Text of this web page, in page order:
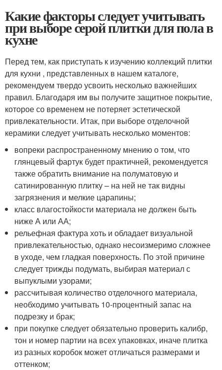
Какие факторы следует учитывать
при выборе серой плитки для пола в
кухне
Перед тем, как приступать к изучению коллекций плитки
для кухни , представленных в нашем каталоге,
рекомендуем твердо усвоить несколько важнейших
правил. Благодаря им вы получите защитное покрытие,
которое со временем не потеряет эстетической
привлекательности. Итак, при выборе отделочной
керамики следует учитывать несколько моментов:
вопреки распространенному мнению о том, что
глянцевый фартук будет практичней, рекомендуется
также обратить внимание на полуматовую и
сатинированную плитку – на ней не так видны
загрязнения и мелкие царапины;
класс влагостойкости материала не должен быть
ниже А или АА;
рельефная фактура хоть и обладает визуальной
привлекательностью, однако несоизмеримо сложнее
в уходе, чем гладкая поверхность. По этой причине
следует трижды подумать, выбирая материал с
выпуклыми узорами;
рассчитывая количество отделочного материала,
необходимо учитывать 10-процентный запас на
подрезку и брак;
при покупке следует обязательно проверить калибр,
тон и номер партии на всех упаковках, иначе плитка
из разных коробок может отличаться размерами и
оттенком;